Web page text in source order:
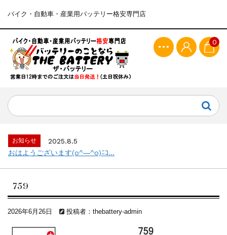
バイク・自動車・産業用バッテリー格安専門店
0
お知らせ
2025.8.5
おはようございます(o^―^o)ﾆｺ...
759
2026年6月26日 投稿者：thebattery-admin